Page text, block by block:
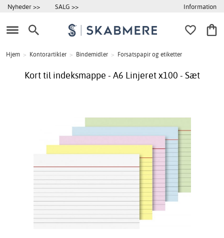
Nyheder >> SALG >> Information
Hjem > Kontorartikler > Bindemidler > Forsatspapir og etiketter
Kort til indeksmappe - A6 Linjeret x100 - Sæt